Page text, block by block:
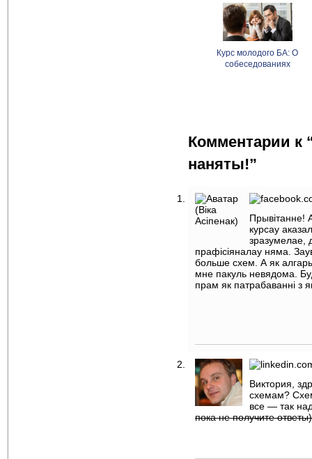
Курс молодого БА: О
собеседованиях
Комментарии к
наняты!”
Прывiтанне!
курсау
зразумелае,
прафiсiяналау няма.
больше схем. А як
мне пакуль невядома.
прам як патрабаваннi
Виктория,
схемам?
все — так
пока не получите ответы)